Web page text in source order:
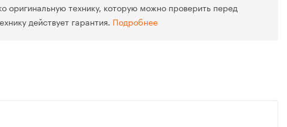
оригинальную технику, которую можно проверить перед
действует гарантия. Подробнее